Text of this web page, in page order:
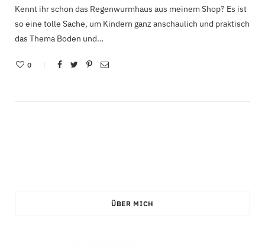
Kennt ihr schon das Regenwurmhaus aus meinem Shop? Es ist
so eine tolle Sache, um Kindern ganz anschaulich und praktisch
das Thema Boden und…
0
ÜBER MICH